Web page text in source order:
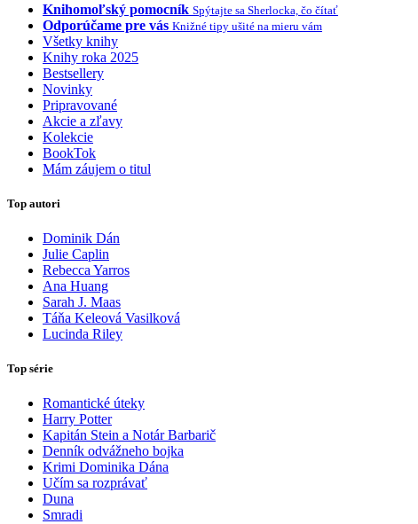
Knihomoľský pomocník Spýtajte sa Sherlocka, čo čítať
Odporúčame pre vás Knižné tipy ušité na mieru vám
Všetky knihy
Knihy roka 2025
Bestsellery
Novinky
Pripravované
Akcie a zľavy
Kolekcie
BookTok
Mám záujem o titul
Top autori
Dominik Dán
Julie Caplin
Rebecca Yarros
Ana Huang
Sarah J. Maas
Táňa Keleová Vasilková
Lucinda Riley
Top série
Romantické úteky
Harry Potter
Kapitán Stein a Notár Barbarič
Denník odvážneho bojka
Krimi Dominika Dána
Učím sa rozprávať
Duna
Smradi